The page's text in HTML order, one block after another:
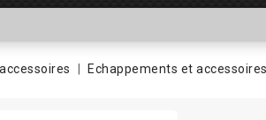
Echappements et accessoires